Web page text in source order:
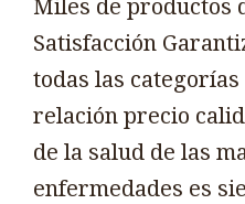
Miles de productos
Satisfacción
todas las
relación precio
de la salud de las
enfermedades es